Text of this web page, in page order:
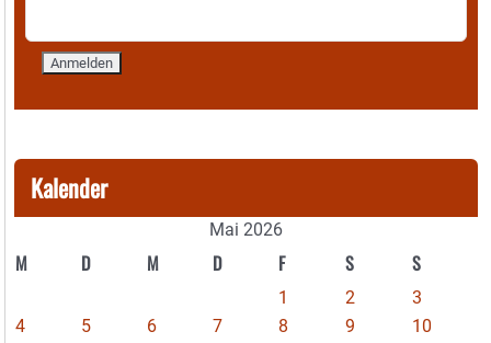
Kalender
Mai 2026
M D M D F S S
1 2
3
4
5 6 7 8 9
10